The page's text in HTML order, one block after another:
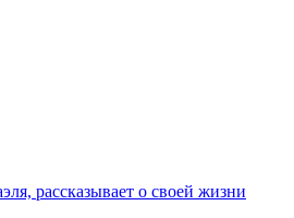
рассказывает о своей жизни